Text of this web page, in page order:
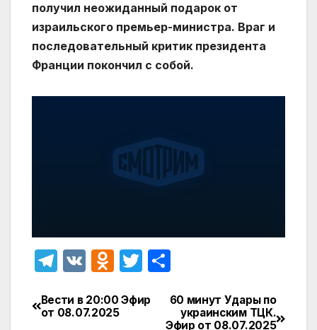
получил неожиданный подарок от
израильского премьер-министра. Враг и
последовательный критик президента
Франции покончил с собой.
T
e
V
O
n
T
itt
п
Навигация
60 минут Удары по
украинским ТЦК.
Эфир от 08.07.2025
Вести в 20:00 Эфир
от 08.07.2025